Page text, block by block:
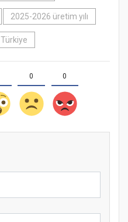
2025-2026 üretim yılı
Türkiye
0 0